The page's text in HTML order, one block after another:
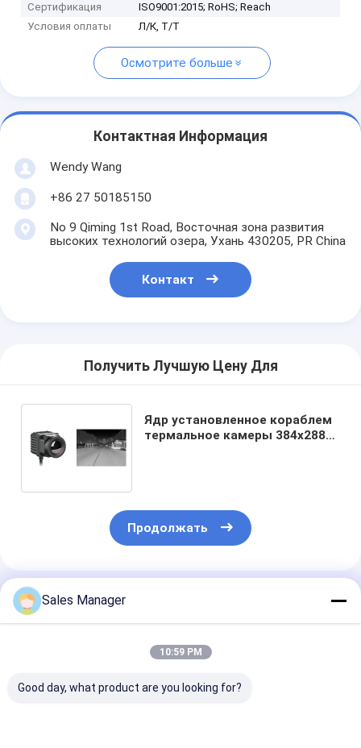
Сертификация
ISO9001:2015; RoHS; Reach
Условия оплаты
Л/К, Т/Т
Осмотрите больше
Контактная Информация
Wendy Wang
+86 27 50185150
No 9 Qiming 1st Road, Восточная зона развития
высоких технологий озера, Ухань 430205, PR China
Контакт
Получить Лучшую Цену Для
Ядр установленное кораблем
термальное камеры 384x288
Продолжать
Порекомендованные Продукты
Sales Manager
10:59 PM
Good day, what product are you looking for?